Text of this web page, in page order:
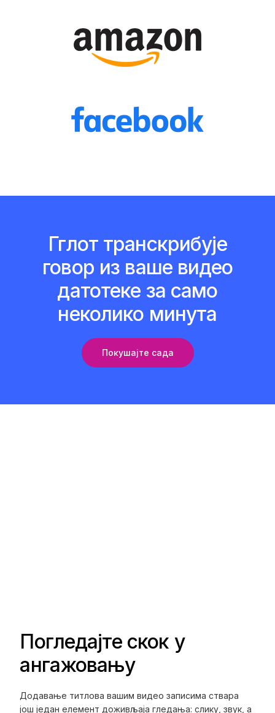
Гглот транскрибује
говор из ваше видео
датотеке за само
неколико минута
Покушајте сада
Погледајте скок у
ангажовању
Додавање титлова вашим видео записима ствара
још један елемент доживљаја гледања: слику, звук, а